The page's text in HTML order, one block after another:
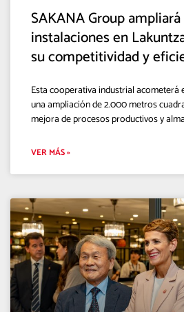
SAKANA Group
instalaciones en
su competitividad y
Esta cooperativa industrial acometerá
una ampliación de 2.000 metros
mejora de procesos productivos y
VER MÁS »